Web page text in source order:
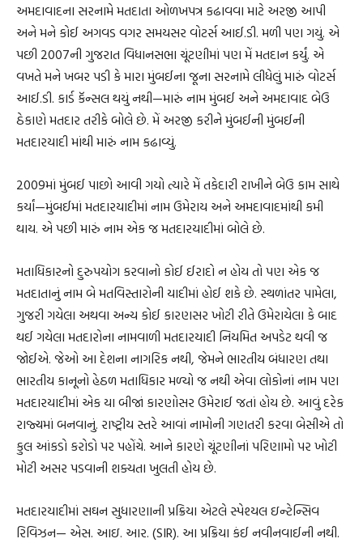
અમદાવાદના સરનામે મતદાતા ઓળખપત્ર કઢાવવા માટે અરજી આપી
અને મને કોઈ અગવડ વગર સમયસર વોટર્સ આઈ.ડી. મળી પણ ગયું. એ
પછી 2007ની ગુજરાત વિધાનસભા ચૂંટણીમાં પણ મેં મતદાન કર્યું. એ
વખતે મને ખબર પડી કે મારા મુંબઈના જૂના સરનામે લીધેલું મારું વોટર્સ
આઈ.ડી. કાર્ડ કૅન્સલ થયું નથી—મારું નામ મુંબઈ અને અમદાવાદ બેઉ
ઠેકાણે મતદાર તરીકે બોલે છે. મેં અરજી કરીને મુંબઈની મુંબઈની
મતદારયાદી માંથી મારું નામ કઢાવ્યું.
2009માં મુંબઈ પાછો આવી ગયો ત્યારે મેં તકેદારી રાખીને બેઉ કામ સાથે
કર્યાં—મુંબઈમાં મતદારયાદીમાં નામ ઉમેરાય અને અમદાવાદમાંથી કમી
થાય. એ પછી મારું નામ એક જ મતદારયાદીમાં બોલે છે.
મતાધિકારનો દુરુપયોગ કરવાનો કોઈ ઈરાદો ન હોય તો પણ એક જ
મતદાતાનું નામ બે મતવિસ્તારોની યાદીમાં હોઈ શકે છે. સ્થળાંતર પામેલા,
ગુજરી ગયેલા અથવા અન્ય કોઈ કારણસર ખોટી રીતે ઉમેરાયેલા કે બાદ
થઈ ગયેલા મતદારોના નામવાળી મતદારયાદી નિયમિત અપડેટ થવી જ
જોઈએ. જેઓ આ દેશના નાગરિક નથી, જેમને ભારતીય બંધારણ તથા
ભારતીય કાનૂનો હેઠળ મતાધિકાર મળ્યો જ નથી એવા લોકોનાં નામ પણ
મતદારયાદીમાં એક યા બીજાં કારણોસર ઉમેરાઈ જતાં હોય છે. આવું દરેક
રાજ્યમાં બનવાનું. રાષ્ટ્રીય સ્તરે આવાં નામોની ગણતરી કરવા બેસીએ તો
કુલ આંકડો કરોડો પર પહોંચે. આને કારણે ચૂંટણીનાં પરિણામો પર ખોટી
મોટી અસર પડવાની શક્યતા ખુલતી હોય છે.
મતદારયાદીમાં સઘન સુધારણાની પ્રક્રિયા એટલે સ્પેશ્યલ ઇન્ટેન્સિવ
રિવિઝન— એસ. આઇ. આર. (SIR). આ પ્રક્રિયા કંઈ નવીનવાઈની નથી.